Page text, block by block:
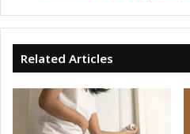
Related Articles